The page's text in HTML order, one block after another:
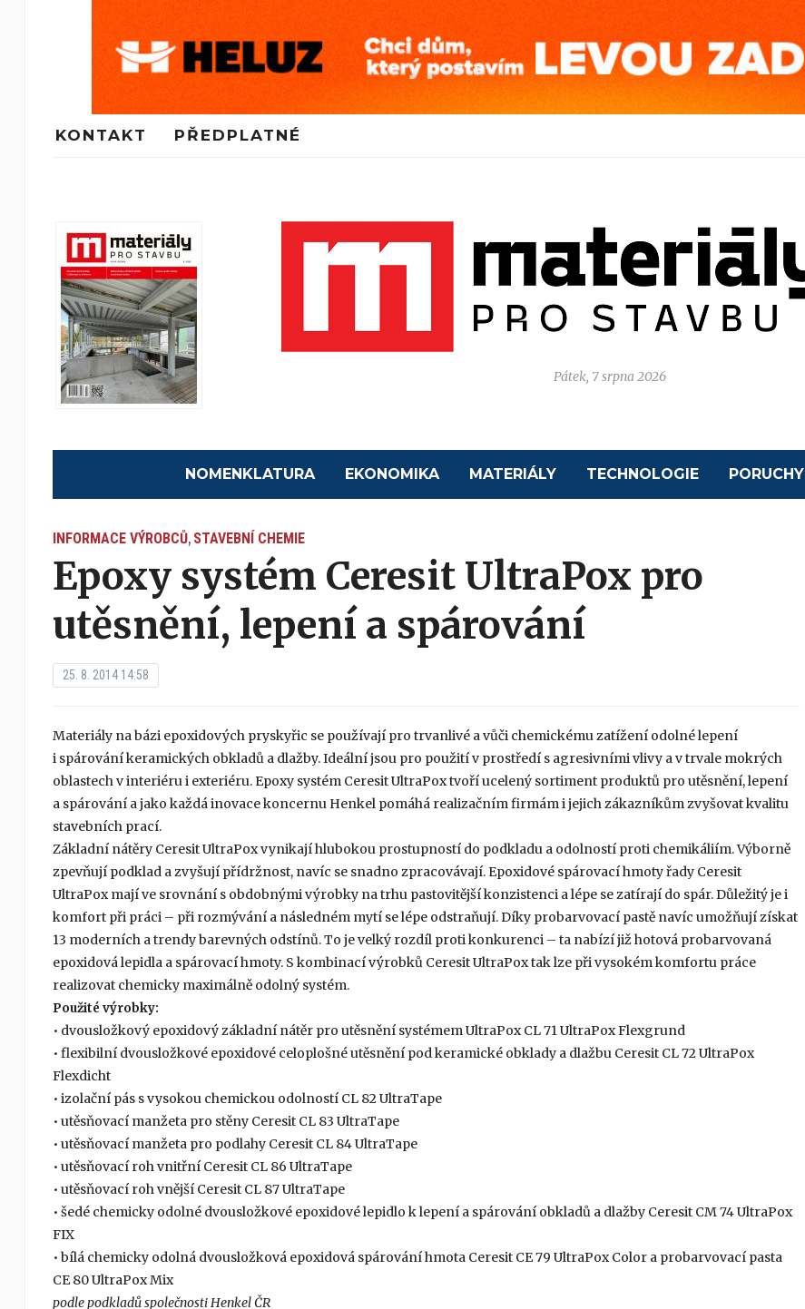
KONTAKT PŘEDPLATNÉ
Pátek, 7 srpna 2026
NOMENKLATURA EKONOMIKA MATERIÁLY TECHNOLOGIE PORUCHY
INFORMACE VÝROBCŮ, STAVEBNÍ CHEMIE
Epoxy systém Ceresit UltraPox pro
utěsnění, lepení a spárování
25. 8. 2014 14:58
Materiály na bázi epoxidových pryskyřic se používají pro trvanlivé a vůči chemickému zatížení odolné lepení
i spárování keramických obkladů a dlažby. Ideální jsou pro použití v prostředí s agresivními vlivy a v trvale mokrých
oblastech v interiéru i exteriéru. Epoxy systém Ceresit UltraPox tvoří ucelený sortiment produktů pro utěsnění, lepení
a spárování a jako každá inovace koncernu Henkel pomáhá realizačním firmám i jejich zákazníkům zvyšovat kvalitu
stavebních prací.
Základní nátěry Ceresit UltraPox vynikají hlubokou prostupností do podkladu a odolností proti chemikáliím. Výborně
zpevňují podklad a zvyšují přídržnost, navíc se snadno zpracovávají. Epoxidové spárovací hmoty řady Ceresit
UltraPox mají ve srovnání s obdobnými výrobky na trhu pastovitější konzistenci a lépe se zatírají do spár. Důležitý je i
komfort při práci – při rozmývání a následném mytí se lépe odstraňují. Díky probarvovací pastě navíc umožňují získat
13 moderních a trendy barevných odstínů. To je velký rozdíl proti konkurenci – ta nabízí již hotová probarvovaná
epoxidová lepidla a spárovací hmoty. S kombinací výrobků Ceresit UltraPox tak lze při vysokém komfortu práce
realizovat chemicky maximálně odolný systém.
Použité výrobky:
• dvousložkový epoxidový základní nátěr pro utěsnění systémem UltraPox CL 71 UltraPox Flexgrund
• flexibilní dvousložkové epoxidové celoplošné utěsnění pod keramické obklady a dlažbu Ceresit CL 72 UltraPox
Flexdicht
• izolační pás s vysokou chemickou odolností CL 82 UltraTape
• utěsňovací manžeta pro stěny Ceresit CL 83 UltraTape
• utěsňovací manžeta pro podlahy Ceresit CL 84 UltraTape
• utěsňovací roh vnitřní Ceresit CL 86 UltraTape
• utěsňovací roh vnější Ceresit CL 87 UltraTape
• šedé chemicky odolné dvousložkové epoxidové lepidlo k lepení a spárování obkladů a dlažby Ceresit CM 74 UltraPox
FIX
• bílá chemicky odolná dvousložková epoxidová spárování hmota Ceresit CE 79 UltraPox Color a probarvovací pasta
CE 80 UltraPox Mix
podle podkladů společnosti Henkel ČR